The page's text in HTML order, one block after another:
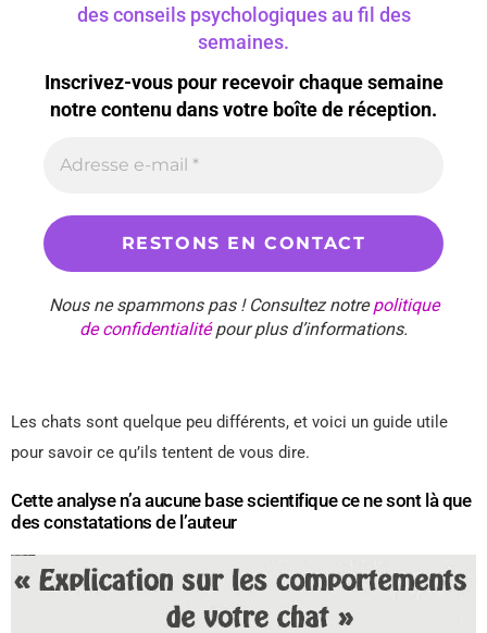
des conseils psychologiques au fil des
semaines.
Inscrivez-vous pour recevoir chaque semaine
notre contenu dans votre boîte de réception.
Nous ne spammons pas ! Consultez notrepolitique
de confidentialitépour plus d’informations.
Les chats sont quelque peu différents, et voici un guide utile
pour savoir ce qu’ils tentent de vous dire.
Cette analyse n’a aucune base scientifique ce ne sont là que
des constatations de l’auteur